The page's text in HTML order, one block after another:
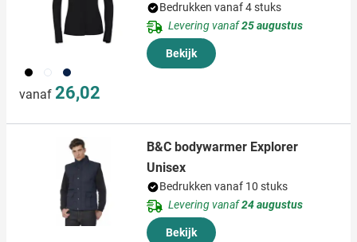
001 002 131
vanaf 26,02
Bedrukken vanaf 4 stuks
Levering vanaf25 augustus
Bekijk
B&C bodywarmer Explorer
Unisex
Bedrukken vanaf 10 stuks
Levering vanaf24 augustus
Bekijk